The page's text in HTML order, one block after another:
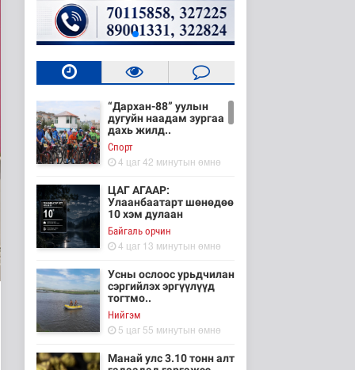
“Дархан-88” уулын
дугуйн наадам зургаа
дахь жилд..
Cпорт
4 цаг 42 минутын өмнө
ЦАГ АГААР:
Улаанбаатарт шөнөдөө
10 хэм дулаан
Байгаль орчин
4 цаг 13 минутын өмнө
Усны ослоос урьдчилан
сэргийлэх эргүүлүүд
тогтмо..
Нийгэм
5 цаг 55 минутын өмнө
Манай улс 3.10 тонн алт